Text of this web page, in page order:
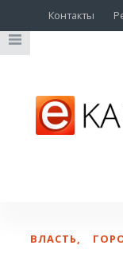
Контакты
ВЛАСТЬ,